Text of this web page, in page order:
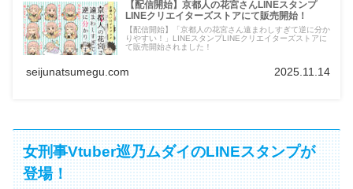
【配信開始】京都人の花宮さんLINEスタンプ
LINEクリエイターズストアにて販売開始！
【配信開始】「京都人の花宮さん遠まわしすぎて逆に分か
りやすい！」LINEスタンプLINEクリエイターズストアに
て販売開始されました！
seijunatsumegu.com 2025.11.14
女刑事Vtuber巡乃ムダイのLINEスタンプが
登場！